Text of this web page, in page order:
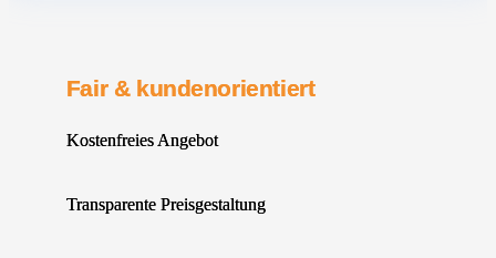
Fair & kundenorientiert
Kostenfreies Angebot
Transparente Preisgestaltung